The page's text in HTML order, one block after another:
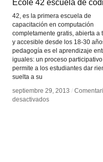
École 42 escuela de
42, es la primera escuela de
capacitación en computación
completamente gratis, abierta a
y accesible desde los 18-30
pedagogía es el aprendizaje
iguales: un proceso
permite a los estudiantes dar
suelta a su
septiembre 29, 2013 /
desactivadosen
École 42 escuela de
septiembre 29, 2013 /
desactivadosen